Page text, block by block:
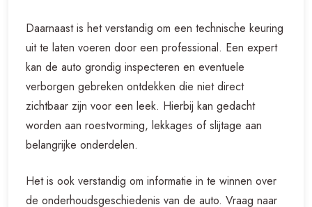
Daarnaast is het verstandig om een technische keuring
uit te laten voeren door een professional. Een expert
kan de auto grondig inspecteren en eventuele
verborgen gebreken ontdekken die niet direct
zichtbaar zijn voor een leek. Hierbij kan gedacht
worden aan roestvorming, lekkages of slijtage aan
belangrijke onderdelen.
Het is ook verstandig om informatie in te winnen over
de onderhoudsgeschiedenis van de auto. Vraag naar